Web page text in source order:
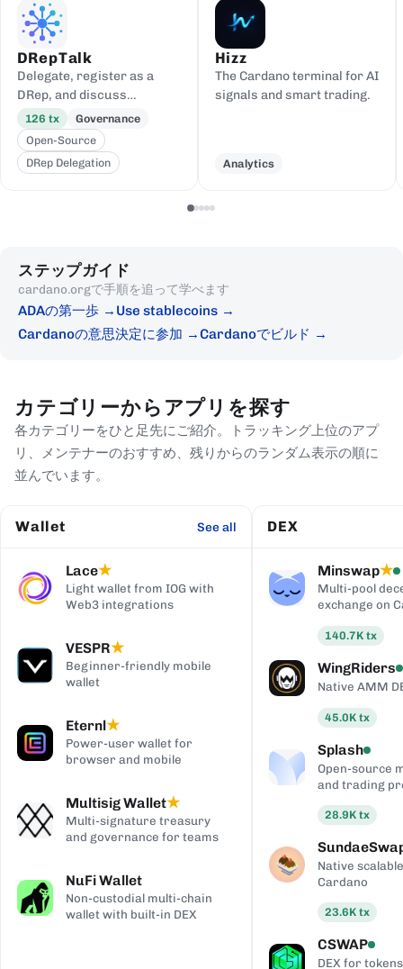
DRepTalk
Delegate, register as a
DRep, and discuss
governance
126 tx
Governance
Open-Source
DRep Delegation
Hizz
The Cardano terminal for AI
signals and smart trading.
Analytics
ステップガイド
cardano.orgで手順を追って学べます
ADAの第一歩
Use stablecoins
Cardanoの意思決定に参加
Cardanoでビルド
カテゴリーからアプリを探す
各カテゴリーをひと足先にご紹介。トラッキング上位のアプ
リ、メンテナーのおすすめ、残りからのランダム表示の順に
並んでいます。
Wallet See all
Lace★
Light wallet from IOG with
Web3 integrations
VESPR★
Beginner-friendly mobile
wallet
Eternl★
Power-user wallet for
browser and mobile
Multisig Wallet★
Multi-signature treasury
and governance for teams
NuFi Wallet
Non-custodial multi-chain
wallet with built-in DEX
DEX
Minswap★
Multi-pool
exchange on
140.7K tx
WingRiders
Native AMM
45.0K tx
Splash
Open-source
and trading
28.9K tx
Native
Cardano
23.6K tx
CSWAP
DEX for